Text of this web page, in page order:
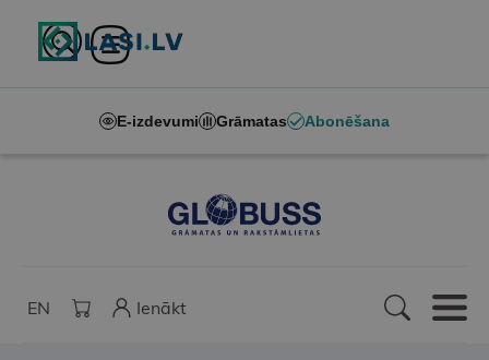
E-izdevumi Grāmatas Abonēšana
EN Ienākt